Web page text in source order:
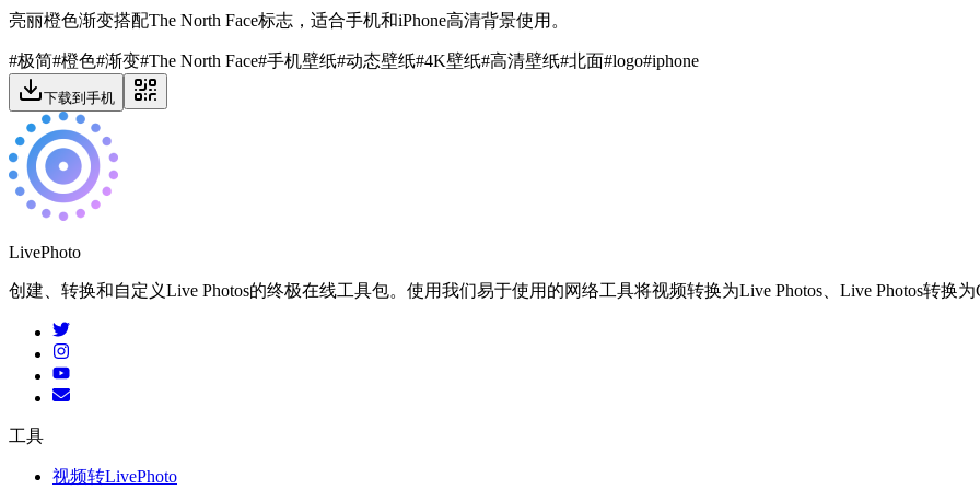
亮丽橙色渐变搭配The North Face标志，适合手机和iPhone高清背景使用。
#极简#橙色#渐变#The North Face#手机壁纸#动态壁纸#4K壁纸#高清壁纸#北面#logo#iphone
下载到手机
LivePhoto
创建、转换和自定义Live Photos的终极在线工具包。使用我们易于使用的网络工具将视频转换为Live Photos、Live Photos转换为
工具
视频转LivePhoto